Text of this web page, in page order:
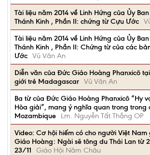
Tài liệu năm 2014 về Linh Hứng của Ủy
Thánh Kinh , Phần II: chứng từ Cựu Ước
Tài liệu năm 2014 về Linh Hứng của Ủy
Thánh Kinh , Phần II: Chứng từ của các
Ước Vũ Văn An
Diễn văn của Đức Giáo Hoàng Phanxicô
giới trẻ Madagascar Vũ Văn An
Ba từ của Đức Giáo Hoàng Phanxicô “Hy
Hòa giải”, mang ý nghĩa quan trong trong
Mozambique
Lm. Nguyễn Tất Thắng OP
Video: Cơ hội hiếm có cho người Việt
Giáo Hoàng: Ngài sẽ tông du Thái Lan từ
23/11
Giáo Hội Năm Châu